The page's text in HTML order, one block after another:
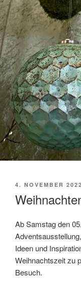
VERÖFFENTLICHT
4. NOVEMBER 2022
Ab Samstag den
Ideen und
Weihnachtszeit zu
Besuch.